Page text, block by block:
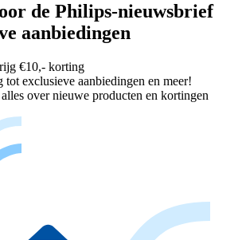
de Philips-nieuwsbrief
aanbiedingen
€10,- korting
tot exclusieve aanbiedingen en meer!
over nieuwe producten en kortingen